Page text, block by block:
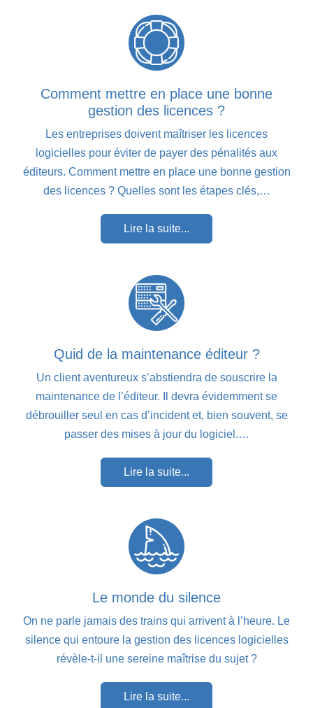
Comment mettre en place une bonne
gestion des licences ?
Les entreprises doivent maîtriser les licences
logicielles pour éviter de payer des pénalités aux
éditeurs. Comment mettre en place une bonne gestion
des licences ? Quelles sont les étapes clés,…
Lire la suite...
Quid de la maintenance éditeur ?
Un client aventureux s’abstiendra de souscrire la
maintenance de l’éditeur. Il devra évidemment se
débrouiller seul en cas d’incident et, bien souvent, se
passer des mises à jour du logiciel.…
Lire la suite...
Le monde du silence
On ne parle jamais des trains qui arrivent à l’heure. Le
silence qui entoure la gestion des licences logicielles
révèle-t-il une sereine maîtrise du sujet ?
Lire la suite...